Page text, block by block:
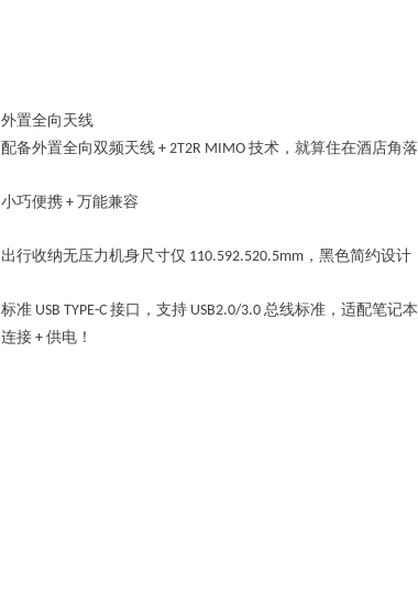
外置全向天线
配备外置全向双频天线 + 2T2R MIMO 技术，就算住在酒店角
小巧便携 + 万能兼容
出行收纳无压力机身尺寸仅 110.592.520.5mm，黑色简约设
标准 USB TYPE-C 接口，支持 USB2.0/3.0 总线标准，适配
连接 + 供电！